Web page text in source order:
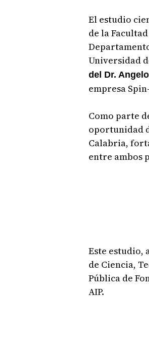
El estudio
de la
Universidad
del Dr.
empresa
Como parte
oportunidad
Calabria,
entre ambos
Este estudio,
de Ciencia,
Pública de
AIP.